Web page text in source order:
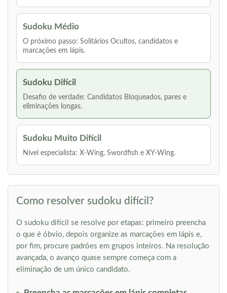
Sudoku Médio
O próximo passo: Solitários Ocultos, candidatos e
marcações em lápis.
Sudoku Difícil
Desafio de verdade: Candidatos Bloqueados, pares e
eliminações longas.
Sudoku Muito Difícil
Nível especialista: X-Wing, Swordfish e XY-Wing.
Como resolver sudoku difícil?
O sudoku difícil se resolve por etapas: primeiro preencha
o que é óbvio, depois organize as marcações em lápis e,
por fim, procure padrões em grupos inteiros. Na resolução
avançada, o avanço quase sempre começa com a
eliminação de um único candidato.